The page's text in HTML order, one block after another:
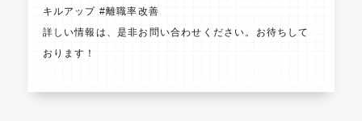
キルアップ #離職率改善
詳しい情報は、是非お問い合わせください。お待ちして
おります！